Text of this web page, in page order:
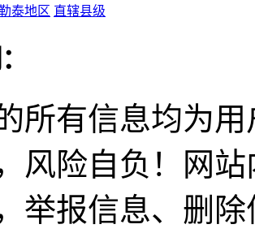
泰地区 直辖县级
所有信息均为
风险自负！网
举报信息、删